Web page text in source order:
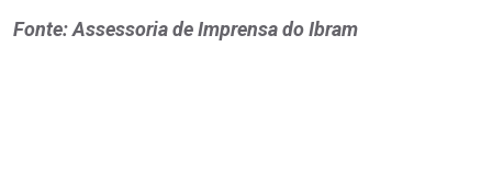
Fonte: Assessoria de Imprensa do Ibram